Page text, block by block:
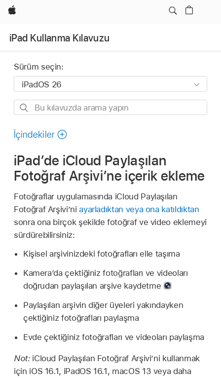
wzlhp
iPad Kullanma Kılavuzu
Sürüm seçin:
Bu
arama
İçindekiler
iPad’de iCloud Paylaşılan
Fotoğraf Arşivi’ne içerik ekleme
Fotoğraflar uygulamasında iCloud Paylaşılan
Fotoğraf Arşivi’niayarladıktan veya ona katıldıktan
sonra ona birçok şekilde fotoğraf ve video eklemeyi
sürdürebilirsiniz:
Kişisel arşivinizdeki fotoğrafları elle taşıma
Kamera’da çektiğiniz fotoğrafları ve videoları
doğrudan paylaşılan arşive kaydetme
Paylaşılan arşivin diğer üyeleri yakındayken
çektiğiniz fotoğrafları paylaşma
Evde çektiğiniz fotoğrafları ve videoları paylaşma
Not: iCloud Paylaşılan Fotoğraf Arşivi’ni kullanmak
için iOS 16.1, iPadOS 16.1, macOS 13 veya daha